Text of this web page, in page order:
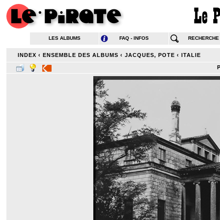
LES ALBUMS FAQ - INFOS RECHERCHE
INDEX ‹ ENSEMBLE DES ALBUMS ‹ JACQUES, POTE ‹ ITALIE